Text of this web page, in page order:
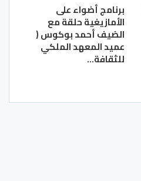
برنامج أضواء على
الأمازيغية حلقة مع
الضيف أحمد بوكوس (
عميد المعهد الملكي
للثقافة…